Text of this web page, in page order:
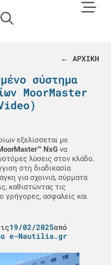
← ΑΡΧΙΚΗ
σύστημα
MoorMaster
εξελίσσεται με
NxG να
λύσεις στον κλάδο.
στη διαδικασία
για σχοινιά, σύρματα
καθιστώντας τις
γρήγορες, ασφαλείς και
19/02/2025από
e-Nautilia.gr